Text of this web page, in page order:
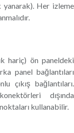
yanarak). Her izleme
hariç) ön paneldeki
panel bağlantıları
çıkış bağlantıları.
dışında
kullanabilir.